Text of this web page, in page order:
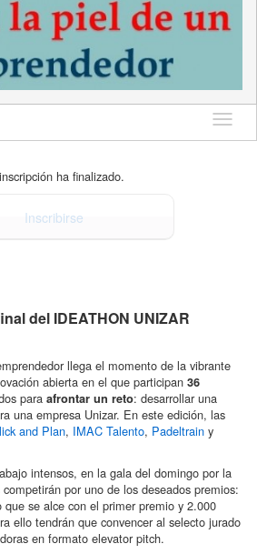
Idioma
ha finalizado.
Inscribirse
del IDEATHON UNIZAR
llega el momento de la vibrante
abierta en el que participan 36
para afrontar un reto: desarrollar una
una empresa Unizar. En este edición, las
and Plan, IMAC Talento, Padeltrain y
intensos, en la gala del domingo por la
por uno de los deseados premios:
se alce con el primer premio y 2.000
ello tendrán que convencer al selecto jurado
en formato elevator pitch.